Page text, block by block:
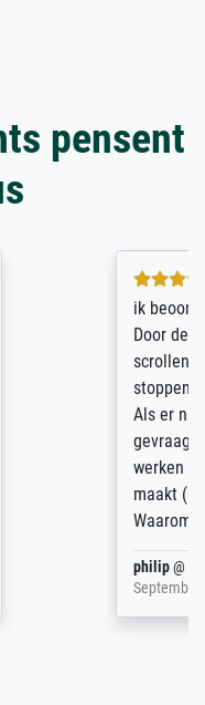
pensent
positief.
werk (na
af aan).